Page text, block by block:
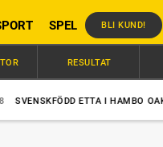
SPEL BLI KUND!
SVENSKFÖDD ETTA I HAMBO OAKS
RESULTAT